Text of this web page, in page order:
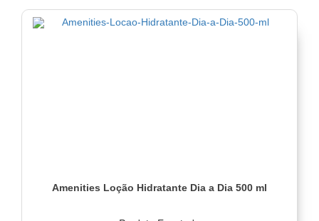
Amenities Loção Hidratante Dia a Dia 500 ml